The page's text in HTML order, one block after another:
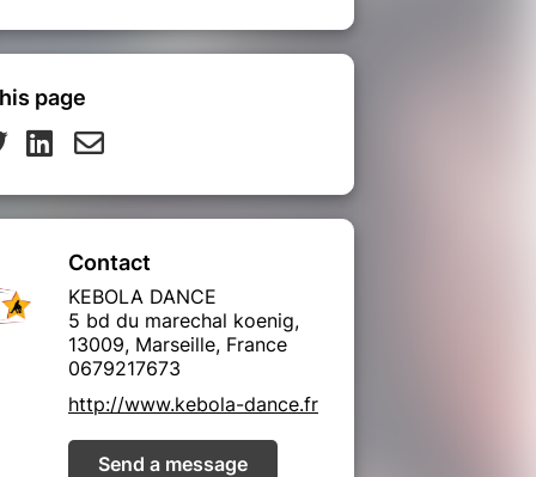
page
Contact
KEBOLA DANCE
5 bd du marechal koenig,
13009, Marseille, France
0679217673
http://www.kebola-dance.fr
Send a message